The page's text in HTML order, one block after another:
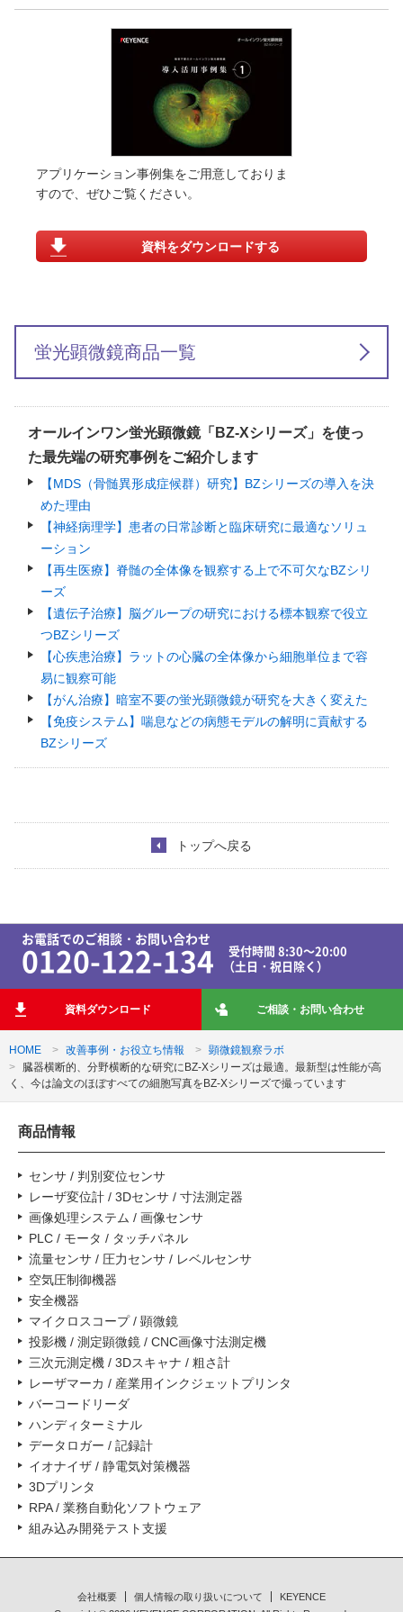
HOME 改善事例・お役立ち情報
顕微鏡観察ラボ
臓器横断的、分野横断的な研究にBZ-Xシリーズは最適。最新型は性能が高
く、今は論文のほぼすべての細胞写真をBZ-Xシリーズで撮っています
アプリケーション事例集をご用意しておりま
すので、ぜひご覧ください。
資料をダウンロードする
蛍光顕微鏡商品一覧
オールインワン蛍光顕微鏡「BZ-Xシリーズ」を使っ
た最先端の研究事例をご紹介します
【MDS（骨髄異形成症候群）研究】BZシリーズの導入を決
めた理由
【神経病理学】患者の日常診断と臨床研究に最適なソリュ
ーション
【再生医療】脊髄の全体像を観察する上で不可欠なBZシリ
ーズ
【遺伝子治療】脳グループの研究における標本観察で役立
つBZシリーズ
【心疾患治療】ラットの心臓の全体像から細胞単位まで容
易に観察可能
【がん治療】暗室不要の蛍光顕微鏡が研究を大きく変えた
【免疫システム】喘息などの病態モデルの解明に貢献する
BZシリーズ
トップへ戻る
お電話でのご相談・お問い合わせ
0120-122-134
受付時間 8:30～20:00
（土日・祝日除く）
資料ダウンロード ご相談・お問い合わせ
商品情報
センサ / 判別変位センサ
レーザ変位計 / 3Dセンサ / 寸法測定器
画像処理システム / 画像センサ
PLC / モータ / タッチパネル
流量センサ / 圧力センサ / レベルセンサ
空気圧制御機器
安全機器
マイクロスコープ / 顕微鏡
投影機 / 測定顕微鏡 / CNC画像寸法測定機
三次元測定機 / 3Dスキャナ / 粗さ計
レーザマーカ / 産業用インクジェットプリンタ
バーコードリーダ
ハンディターミナル
データロガー / 記録計
イオナイザ / 静電気対策機器
3Dプリンタ
RPA / 業務自動化ソフトウェア
組み込み開発テスト支援
会社概要 個人情報の取り扱いについて
KEYENCE